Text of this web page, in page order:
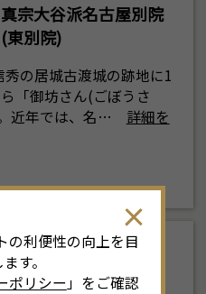
真宗大谷派名古屋別院
(東別院)
の居城古渡城の跡地に1
「御坊さん(ごぼうさ
近年では、名…
詳細を
栄・伏見
でんきの科学館
の利便性の向上を目
す。
ポリシー 」をご確認